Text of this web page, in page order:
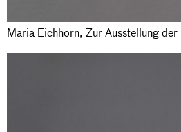
Maria Eichhorn, Zur Ausstellung